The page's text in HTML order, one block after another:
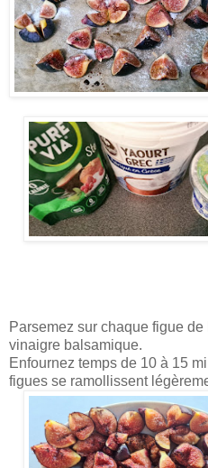
Parsemez sur chaque figue
vinaigre balsamique.
Enfournez temps de 10 à 15
figues se ramollissent